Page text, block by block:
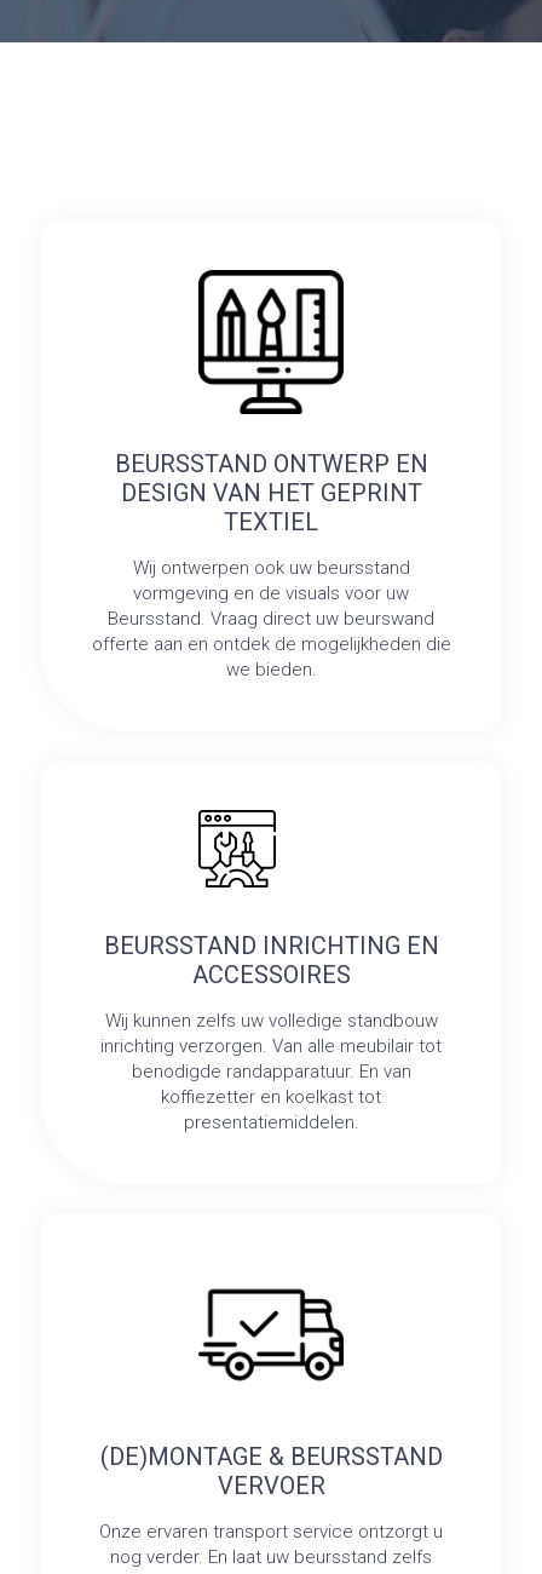
BEURSSTAND ONTWERP EN
DESIGN VAN HET GEPRINT
TEXTIEL
Wij ontwerpen ook uw beursstand
vormgeving en de visuals voor uw
Beursstand. Vraag direct uw beurswand
offerte aan en ontdek de mogelijkheden die
we bieden.
BEURSSTAND INRICHTING EN
ACCESSOIRES
Wij kunnen zelfs uw volledige standbouw
inrichting verzorgen. Van alle meubilair tot
benodigde randapparatuur. En van
koffiezetter en koelkast tot
presentatiemiddelen.
(DE)MONTAGE & BEURSSTAND
VERVOER
Onze ervaren transport service ontzorgt u
nog verder. En laat uw beursstand zelfs